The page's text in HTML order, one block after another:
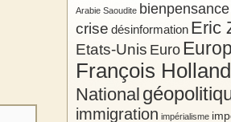
Arabie Saoudite bienpensance
crise désinformation Eric
Etats-Unis Euro
François
National
immigration impérialisme